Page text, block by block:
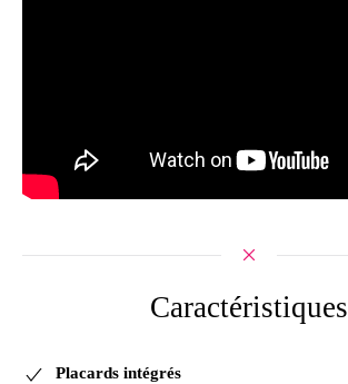
Caractéristiques
Placards intégrés